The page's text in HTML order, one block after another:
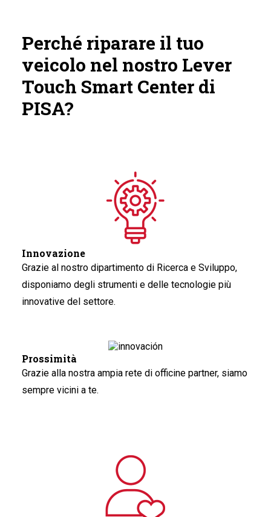
Perché riparare il tuo
veicolo nel nostro Lever
Touch Smart Center di
PISA?
Innovazione
Grazie al nostro dipartimento di Ricerca e Sviluppo,
disponiamo degli strumenti e delle tecnologie più
innovative del settore.
Prossimità
Grazie alla nostra ampia rete di officine partner, siamo
sempre vicini a te.